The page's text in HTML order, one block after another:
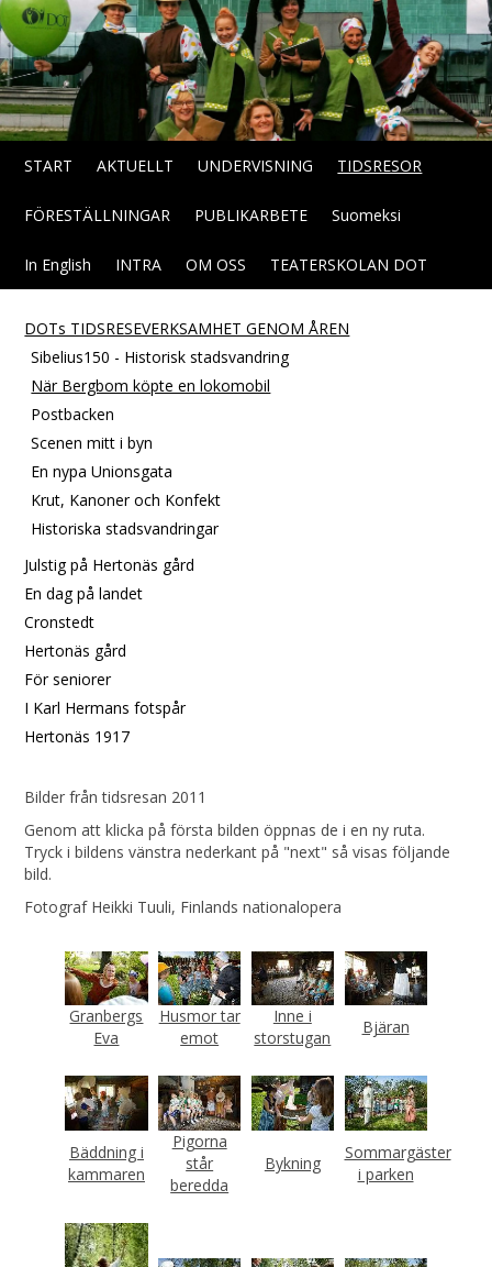
START AKTUELLT UNDERVISNING TIDSRESOR
FÖRESTÄLLNINGAR PUBLIKARBETE Suomeksi
In English INTRA OM OSS TEATERSKOLAN DOT
DOTs TIDSRESEVERKSAMHET GENOM ÅREN
Sibelius150 - Historisk stadsvandring
När Bergbom köpte en lokomobil
Postbacken
Scenen mitt i byn
En nypa Unionsgata
Krut, Kanoner och Konfekt
Historiska stadsvandringar
Julstig på Hertonäs gård
En dag på landet
Cronstedt
Hertonäs gård
För seniorer
I Karl Hermans fotspår
Hertonäs 1917
Bilder från tidsresan 2011
Genom att klicka på första bilden öppnas de i en ny ruta.
Tryck i bildens vänstra nederkant på "next" så visas följande
bild.
Fotograf Heikki Tuuli, Finlands nationalopera
Granbergs
Eva
Husmor tar
emot
Inne i
storstugan
Bjäran
Bäddning i
kammaren
Pigorna
står
beredda
Bykning
Sommargäster
i parken